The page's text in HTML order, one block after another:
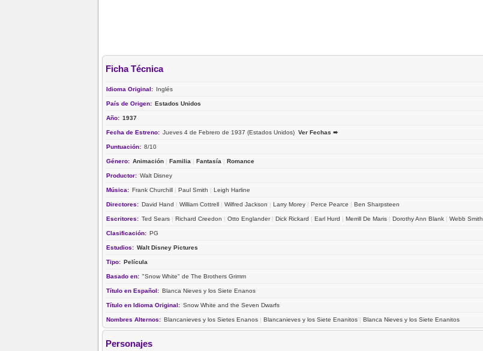
Ficha Técnica
Idioma Original: Inglés
País de Origen: Estados Unidos
Año: 1937
Fecha de Estreno: Jueves 4 de Febrero de 1937 (Estados Unidos) Ver Fechas ➨
Puntuación: 8/10
Género: Animación | Familia | Fantasía | Romance
Productor: Walt Disney
Música: Frank Churchill | Paul Smith | Leigh Harline
Directores: David Hand | William Cottrell | Wilfred Jackson | Larry Morey | Perce Pearce | Ben Sharpsteen
Escritores: Ted Sears | Richard Creedon | Otto Englander| Dick Rickard | Earl Hurd | Merrill De Maris | Dorothy Ann Blank | Webb Smith
Clasificación: PG
Estudios: Walt Disney Pictures
Tipo: Película
Basado en: "Snow White" de The Brothers Grimm
Título en Español: Blanca Nieves y los Siete Enanos
Título en Idioma Original: Snow White and the Seven Dwarfs
Nombres Alternos: Blancanieves y los Sietes Enanos | Blancanieves y los Siete Enanitos | Blanca Nieves y los Siete Enanitos
Personajes